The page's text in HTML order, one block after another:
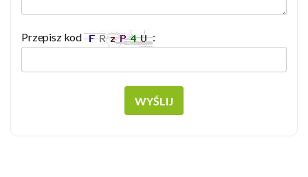
Przepisz kod :
WYŚLIJ